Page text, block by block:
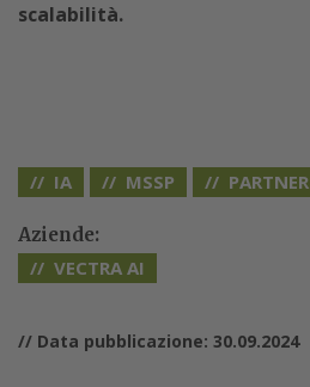
scalabilità.
IA MSSP PARTNER
Aziende:
VECTRA AI
// Data pubblicazione: 30.09.2024